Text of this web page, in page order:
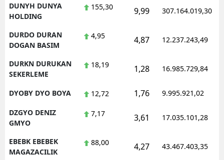
DUNYH DUNYA
HOLDING
155,30 9,99 307.164.019,30
DURDO DURAN
DOGAN BASIM
4,95 4,87 12.237.243,49
DURKN DURUKAN
SEKERLEME
18,19 1,28 16.985.729,84
DYOBY DYO BOYA 12,72 1,76 9.995.921,02
DZGYO DENIZ
GMYO
7,17 3,61 17.035.101,28
EBEBK EBEBEK
MAGAZACILIK
88,00 4,27 43.467.403,35